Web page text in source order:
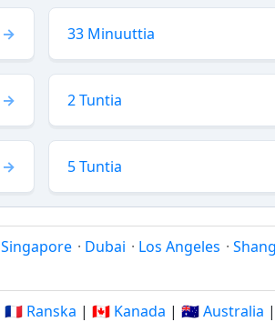
33 Minuuttia
2 Tuntia
5 Tuntia
Singapore · Dubai · Los Angeles ·
🇫🇷 Ranska | 🇨🇦 Kanada | 🇦🇺 Australia |